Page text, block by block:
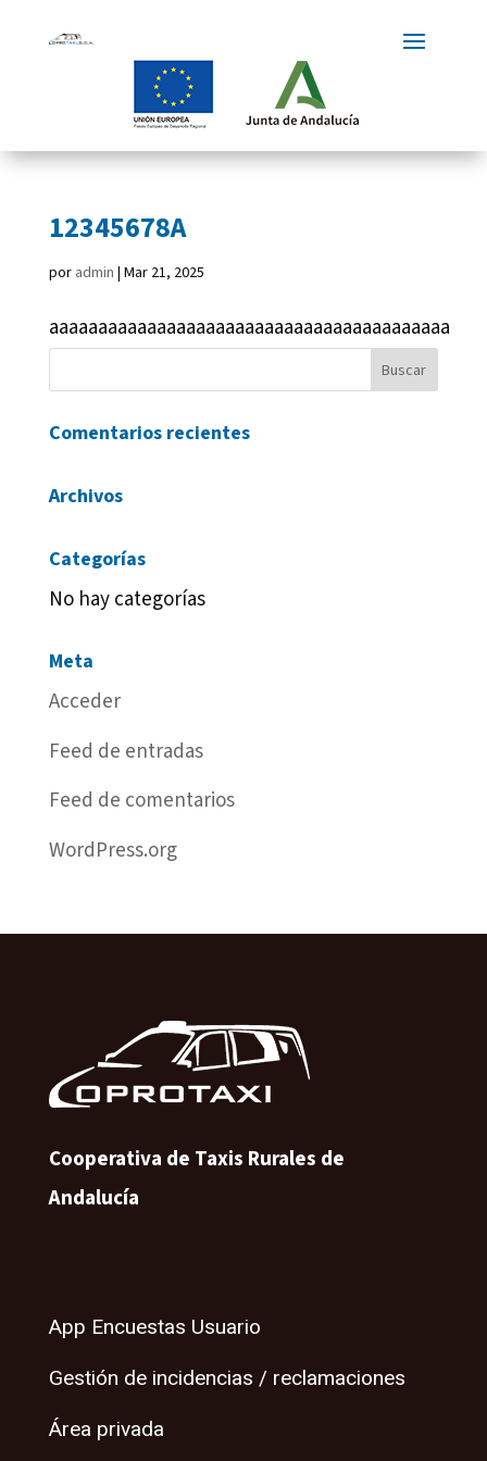
12345678A
por admin | Mar 21, 2025
aaaaaaaaaaaaaaaaaaaaaaaaaaaaaaaaaaaaaaaaa
Comentarios recientes
Archivos
Categorías
No hay categorías
Meta
Acceder
Feed de entradas
Feed de comentarios
WordPress.org
Cooperativa de Taxis Rurales de
Andalucía
App Encuestas Usuario
Gestión de incidencias / reclamaciones
Área privada